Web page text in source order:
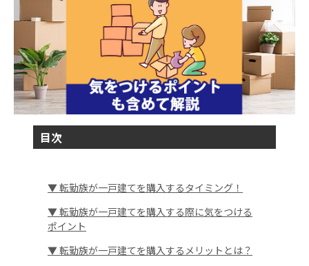
目次
▼ 転勤族が一戸建てを購入するタイミング！
▼ 転勤族が一戸建てを購入する際に気をつける
ポイント
▼ 転勤族が一戸建てを購入するメリットとは？